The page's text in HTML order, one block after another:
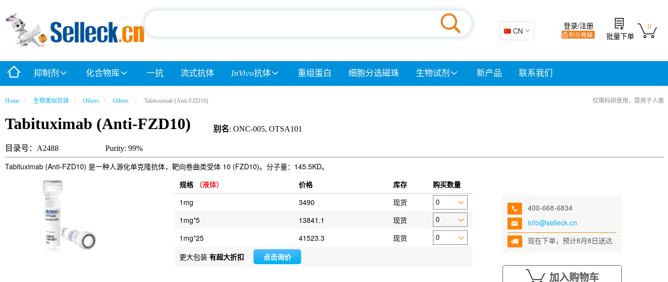
🇨🇳 CN
0
批量下单
登录/注册
抑制剂 化合物库 一抗 流式抗体 InVivo抗体 重组蛋白 细胞分选磁珠 生物试剂 新产品 联系我们
Home 生物类似抗体 Others Others Tabituximab (Anti-FZD10) 仅限科研使用，禁用于人类
Tabituximab (Anti-FZD10) 别名: ONC-005, OTSA101
目录号：A2488 Purity: 99%
Tabituximab (Anti-FZD10) 是一种人源化单克隆抗体，靶向卷曲类受体 10 (FZD10)。分子量：145.5KD。
规格 （液体） 价格 库存
购买数量
1mg
3490
现货
1mg*5
13841.1
现货
1mg*25
41523.3
现货
更大包装 有超大折扣 点击询价
400-668-6834
info@selleck.cn
现在下单，预计8月8日送达
加入购物车